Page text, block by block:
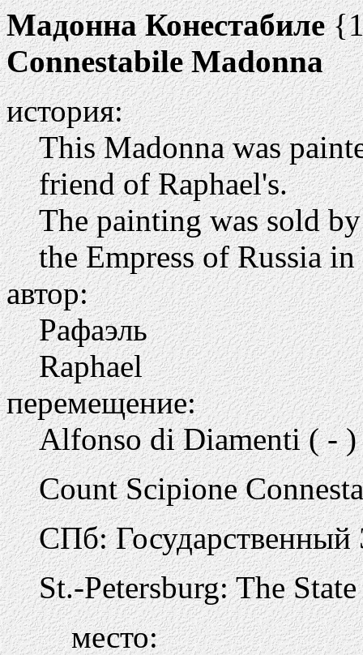
Мадонна Конестабиле
Connestabile Madonna
история:
This Madonna was
friend of Raphael's.
The painting was sold
the Empress of Russia
автор:
Рафаэль
Raphael
перемещение:
Alfonso di Diamenti ( - )
Count Scipione
СПб:
St.-Petersburg: The
место: